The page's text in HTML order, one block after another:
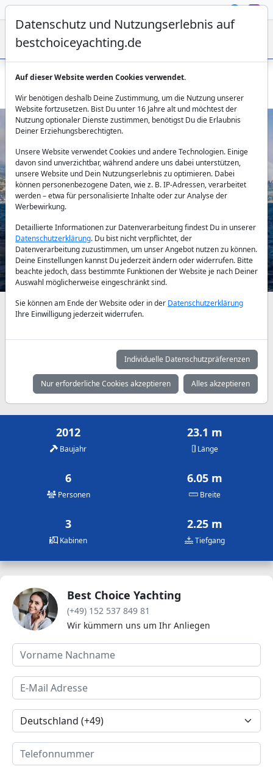
Motoryacht Why Not - 23.1m 3 Kabinen Charter ab Athen
Previous Next
Verfügbarkeiten und Tagespreise nach Absprache
Mai Juni
4.300 €
Juli
5.000 €
August
5.000 €
September
4.300 €
Oktober
4.300 €
2012
Baujahr
23.1 m
Länge
6
Personen
6.05 m
Breite
3
Kabinen
2.25 m
Tiefgang
Best Choice Yachting
(+49) 152 537 849 81
Wir kümmern uns um Ihr Anliegen
Datenschutz und Nutzungserlebnis auf
bestchoiceyachting.de
Auf dieser Website werden Cookies verwendet.
Wir benötigen deshalb Deine Zustimmung, um die Nutzung unserer
Website fortzusetzen. Bist Du unter 16 Jahre alt und möchtest der
Nutzung optionaler Dienste zustimmen, benötigst Du die Erlaubnis
Deiner Erziehungsberechtigten.
Unsere Website verwendet Cookies und andere Technologien. Einige
davon sind unverzichtbar, während andere uns dabei unterstützen,
unsere Website und Dein Nutzungserlebnis zu optimieren. Dabei
können personenbezogene Daten, wie z. B. IP-Adressen, verarbeitet
werden – etwa für personalisierte Inhalte oder zur Analyse der
Werbewirkung.
Detaillierte Informationen zur Datenverarbeitung findest Du in unserer
Datenschutzerklärung. Du bist nicht verpflichtet, der
Datenverarbeitung zuzustimmen, um unser Angebot nutzen zu können.
Deine Einstellungen kannst Du jederzeit ändern oder widerrufen. Bitte
beachte jedoch, dass bestimmte Funktionen der Website je nach Deiner
Auswahl möglicherweise eingeschränkt sind.
Sie können am Ende der Website oder in der Datenschutzerklärung
Ihre Einwilligung jederzeit widerrufen.
Individuelle Datenschutzpräferenzen
Nur erforderliche Cookies akzeptieren Alles akzeptieren